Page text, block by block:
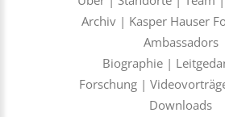
Archiv| Kasper Hauser
Ambassadors
Biographie|
Forschung|
Downloads